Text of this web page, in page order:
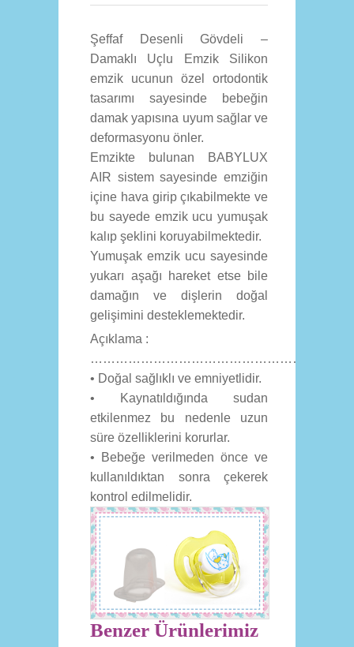
Şeffaf Desenli Gövdeli –
Damaklı Uçlu Emzik Silikon
emzik ucunun özel ortodontik
tasarımı sayesinde bebeğin
damak yapısına uyum sağlar ve
deformasyonu önler.
Emzikte bulunan BABYLUX
AIR sistem sayesinde emziğin
içine hava girip çıkabilmekte ve
bu sayede emzik ucu yumuşak
kalıp şeklini koruyabilmektedir.
Yumuşak emzik ucu sayesinde
yukarı aşağı hareket etse bile
damağın ve dişlerin doğal
gelişimini desteklemektedir.
Açıklama :
• Doğal sağlıklı ve emniyetlidir.
• Kaynatıldığında sudan
etkilenmez bu nedenle uzun
süre özelliklerini korurlar.
• Bebeğe verilmeden önce ve
kullanıldıktan sonra çekerek
kontrol edilmelidir.
Benzer Ürünlerimiz